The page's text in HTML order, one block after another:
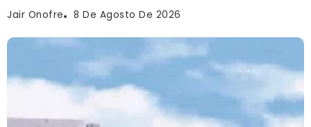
Jair Onofre 8 De Agosto De 2026